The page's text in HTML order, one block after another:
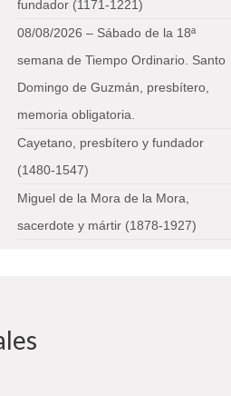
fundador (1171-1221)
08/08/2026 – Sábado de la 18ª
semana de Tiempo Ordinario. Santo
Domingo de Guzmán, presbítero,
memoria obligatoria.
Cayetano, presbítero y fundador
(1480-1547)
Miguel de la Mora de la Mora,
sacerdote y mártir (1878-1927)